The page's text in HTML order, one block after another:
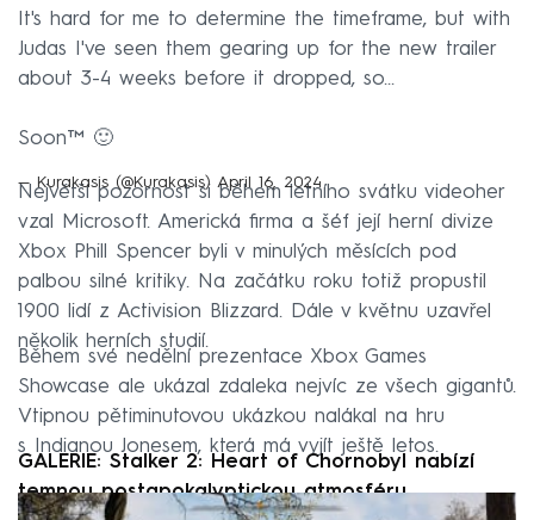
It's hard for me to determine the timeframe, but with
Judas I've seen them gearing up for the new trailer
about 3-4 weeks before it dropped, so...
Soon™️ 🙂
— Kurakasis (@Kurakasis) April 16, 2024
Největší pozornost si během letního svátku videoher
vzal Microsoft. Americká firma a šéf její herní divize
Xbox Phill Spencer byli v minulých měsících pod
palbou silné kritiky. Na začátku roku totiž propustil
1900 lidí z Activision Blizzard. Dále v květnu uzavřel
několik herních studií.
Během své nedělní prezentace Xbox Games
Showcase ale ukázal zdaleka nejvíc ze všech gigantů.
Vtipnou pětiminutovou ukázkou nalákal na hru
s Indianou Jonesem, která má vyjít ještě letos.
GALERIE: Stalker 2: Heart of Chornobyl nabízí
temnou postapokalyptickou atmosféru